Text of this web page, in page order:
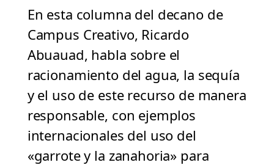
En esta columna del decano de
Campus Creativo, Ricardo
Abuauad, habla sobre el
racionamiento del agua, la sequía
y el uso de este recurso de manera
responsable, con ejemplos
internacionales del uso del
«garrote y la zanahoria» para